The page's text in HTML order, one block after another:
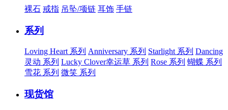
裸石 戒指 吊坠/项链 耳饰 手链
系列
Loving Heart 系列 Anniversary 系列 Starlight 系列 Dancing
灵动 系列 Lucky Clover幸运草 系列 Rose 系列 蝴蝶 系列
雪花 系列 微笑 系列
现货馆